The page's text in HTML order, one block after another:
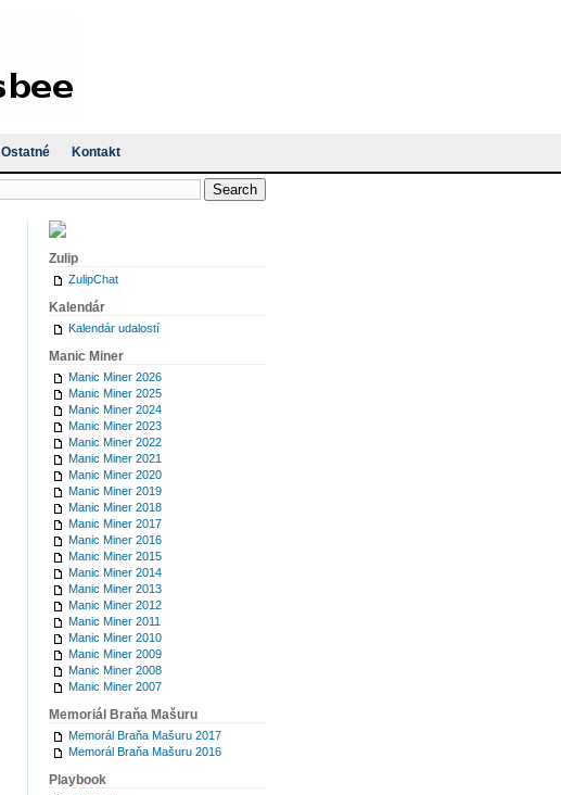
Ostatné Kontakt
Zulip
ZulipChat
Kalendár
Kalendár udalostí
Manic Miner
Manic Miner 2026
Manic Miner 2025
Manic Miner 2024
Manic Miner 2023
Manic Miner 2022
Manic Miner 2021
Manic Miner 2020
Manic Miner 2019
Manic Miner 2018
Manic Miner 2017
Manic Miner 2016
Manic Miner 2015
Manic Miner 2014
Manic Miner 2013
Manic Miner 2012
Manic Miner 2011
Manic Miner 2010
Manic Miner 2009
Manic Miner 2008
Manic Miner 2007
Memoriál Braňa Mašuru
Memorál Braňa Mašuru 2017
Memorál Braňa Mašuru 2016
Playbook